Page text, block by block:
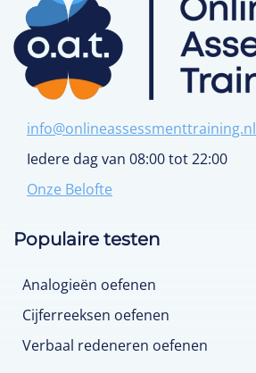
info@onlineassessmenttraining.nl
Iedere dag van 08:00 tot 22:00
Onze Belofte
Populaire testen
Analogieën oefenen
Cijferreeksen oefenen
Verbaal redeneren oefenen